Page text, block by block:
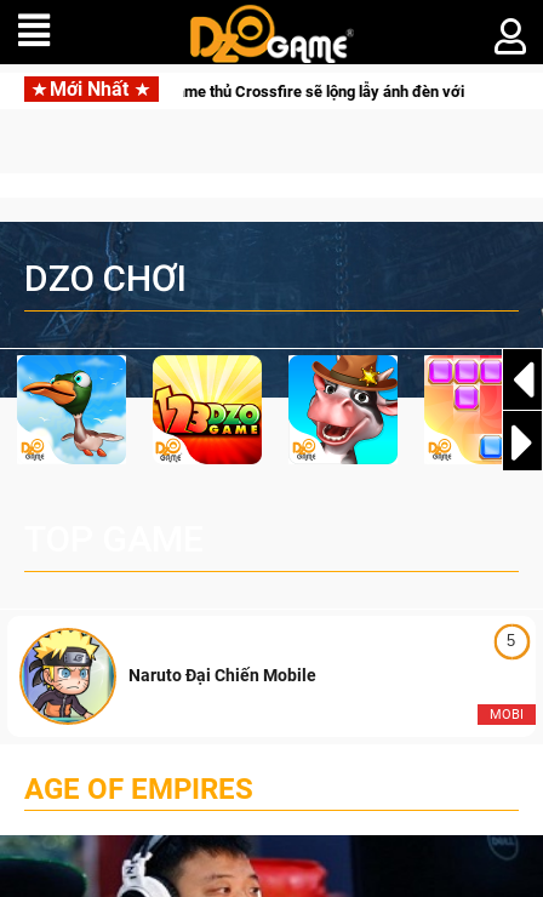
Mới Nhất
lộng lẫy ánh đèn với Kho Báu Hoàng Gia Sapphire Neon Punk
DZO CHƠI
5
MOBI
Naruto Đại Chiến Mobile
AGE OF EMPIRES